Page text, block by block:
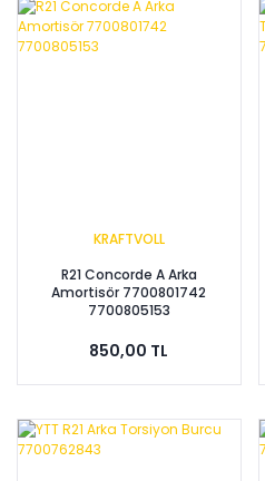
KRAFTVOLL
R21 Concorde A Arka
Amortisör 7700801742
7700805153
850,00 TL